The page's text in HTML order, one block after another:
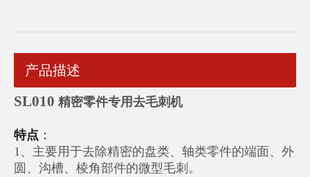
产品描述
SL010 精密零件专用去毛刺机
特点 ：
1、主要用于去除精密的盘类、轴类零件的端面、外
圆、沟槽、棱角部件的微型毛刺。